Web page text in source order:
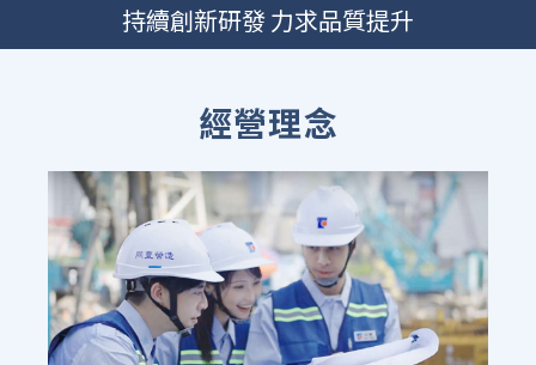
持續創新研發 力求品質提升
經營理念